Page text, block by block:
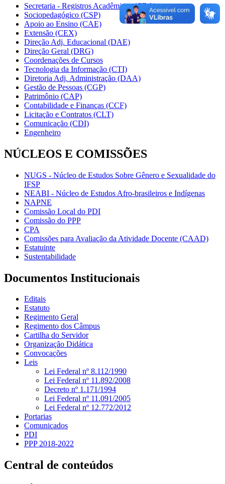
Secretaria - Registros Acadêmicos (CRA)
Sociopedagógico (CSP)
Apoio ao Ensino (CAE)
Extensão (CEX)
Direção Adj. Educacional (DAE)
Direção Geral (DRG)
Coordenações de Cursos
Tecnologia da Informação (CTI)
Diretoria Adj. Administração (DAA)
Gestão de Pessoas (CGP)
Patrimônio (CAP)
Contabilidade e Finanças (CCF)
Licitação e Contratos (CLT)
Comunicação (CDI)
Engenheiro
NÚCLEOS E COMISSÕES
NUGS - Núcleo de Estudos Sobre Gênero e Sexualidade do
IFSP
NEABI - Núcleo de Estudos Afro-brasileiros e Indígenas
NAPNE
Comissão Local do PDI
Comissão do PPP
CPA
Comissões para Avaliação da Atividade Docente (CAAD)
Estatuinte
Sustentabilidade
Documentos Institucionais
Editais
Estatuto
Regimento Geral
Regimento dos Câmpus
Cartilha do Servidor
Organização Didática
Convocações
Leis
Lei Federal nº 8.112/1990
Lei Federal nº 11.892/2008
Decreto nº 1.171/1994
Lei Federal nº 11.091/2005
Lei Federal nº 12.772/2012
Portarias
Comunicados
PDI
PPP 2018-2022
Central de conteúdos